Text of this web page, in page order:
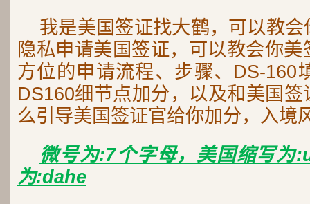
我是美国签证找大鹤，可以教
隐私申请美国签证，可以教会你
方位的申请流程、步骤、DS-160
DS160细节点加分，以及和美国
么引导美国签证官给你加分，入境
微号为:7个字母，美国缩写为
为:dahe